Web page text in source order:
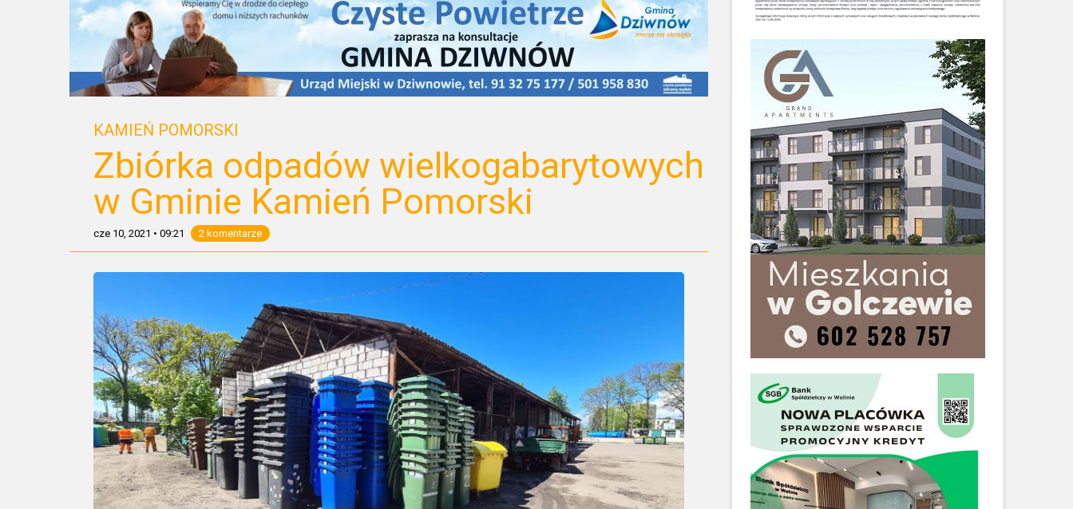
KAMIEŃ POMORSKI
Zbiórka odpadów wielkogabarytowych
w Gminie Kamień Pomorski
cze 10, 2021 • 09:21 2 komentarze